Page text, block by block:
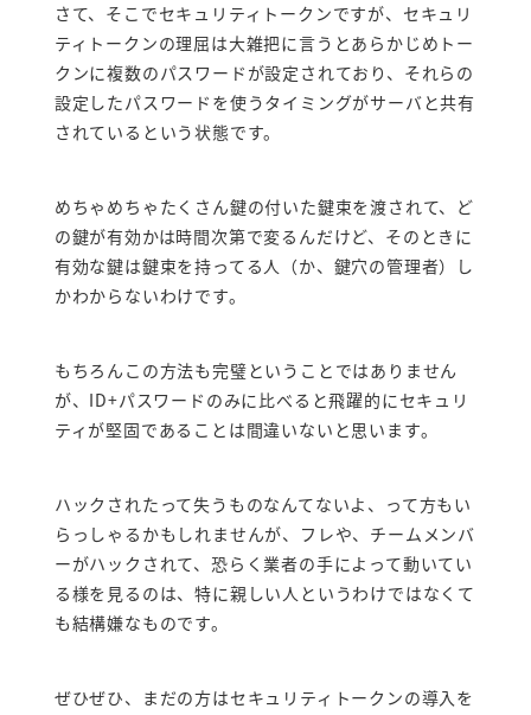
さて、そこでセキュリティトークンですが、セキュリ
ティトークンの理屈は大雑把に言うとあらかじめトー
クンに複数のパスワードが設定されており、それらの
設定したパスワードを使うタイミングがサーバと共有
されているという状態です。
めちゃめちゃたくさん鍵の付いた鍵束を渡されて、ど
の鍵が有効かは時間次第で変るんだけど、そのときに
有効な鍵は鍵束を持ってる人（か、鍵穴の管理者）し
かわからないわけです。
もちろんこの方法も完璧ということではありません
が、ID+パスワードのみに比べると飛躍的にセキュリ
ティが堅固であることは間違いないと思います。
ハックされたって失うものなんてないよ、って方もい
らっしゃるかもしれませんが、フレや、チームメンバ
ーがハックされて、恐らく業者の手によって動いてい
る様を見るのは、特に親しい人というわけではなくて
も結構嫌なものです。
ぜひぜひ、まだの方はセキュリティトークンの導入を